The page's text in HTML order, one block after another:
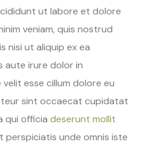
ut labore et dolore
veniam, quis nostrud
nisi ut aliquip ex ea
aute irure dolor in
esse cillum dolore eu
sint occaecat cupidatat
qui officia deserunt mollit
perspiciatis unde omnis iste